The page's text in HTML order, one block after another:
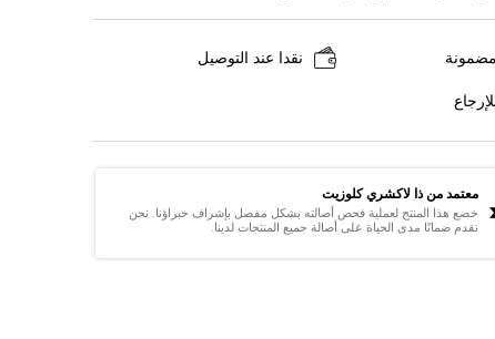
مضمونة نقدا عند التوصيل
معتمد من ذا لاكشري كلوزيت
خضع هذا المنتج لعملية فحص أصالته بشكل مفصل بإشراف خبراؤنا. نحن
نقدم ضمانًا مدى الحياة على أصالة جميع المنتجات لدينا.